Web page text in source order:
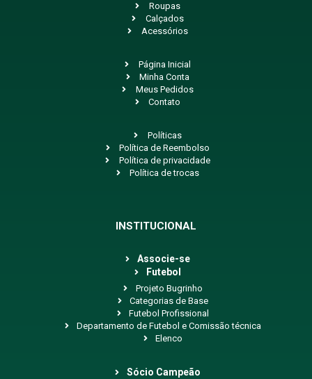
Roupas
Calçados
Acessórios
Página Inicial
Minha Conta
Meus Pedidos
Contato
Políticas
Política de Reembolso
Política de privacidade
Política de trocas
INSTITUCIONAL
Associe-se
Futebol
Projeto Bugrinho
Categorias de Base
Futebol Profissional
Departamento de Futebol e Comissão técnica
Elenco
Sócio Campeão